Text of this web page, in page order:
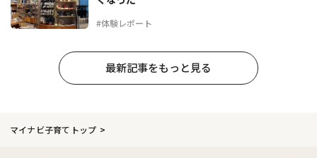
#体験レポート
最新記事をもっと見る
マイナビ子育てトップ